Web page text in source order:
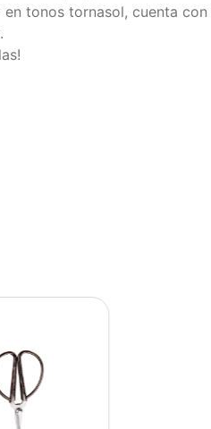
tonos tornasol, cuenta